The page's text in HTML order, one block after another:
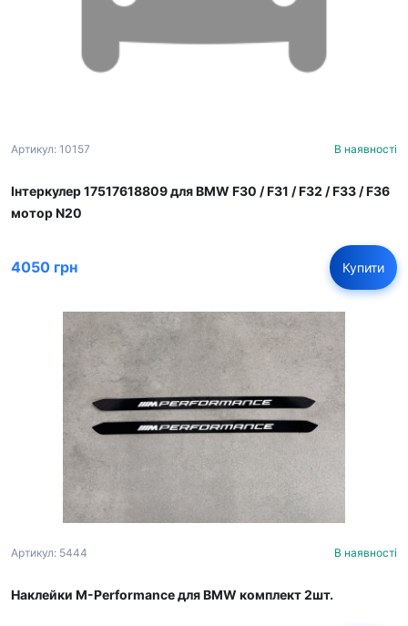
Артикул: 10157 В наявності
Інтеркулер 17517618809 для BMW F30 / F31 / F32 / F33 / F36
мотор N20
4050 грн Купити
Артикул: 5444 В наявності
Наклейки M-Performance для BMW комплект 2шт.